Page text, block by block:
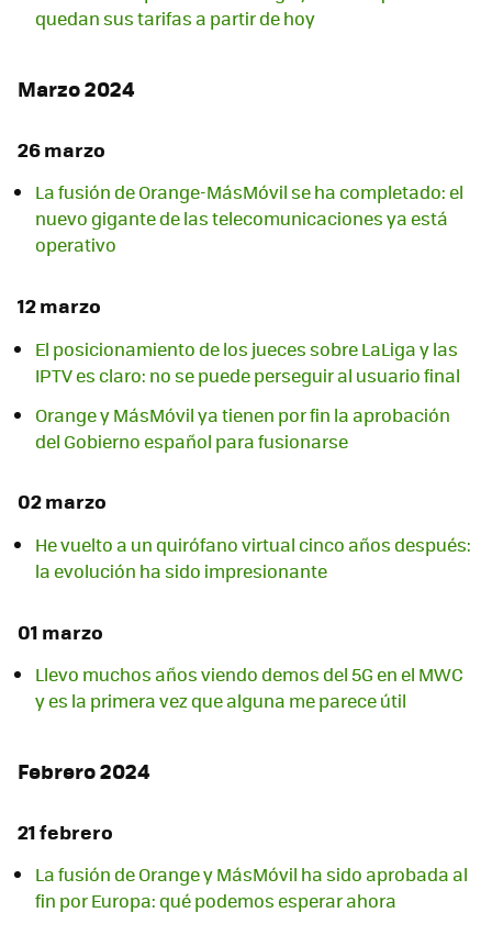
quedan sus tarifas a partir de hoy
Marzo 2024
26 marzo
La fusión de Orange-MásMóvil se ha completado: el
nuevo gigante de las telecomunicaciones ya está
operativo
12 marzo
El posicionamiento de los jueces sobre LaLiga y las
IPTV es claro: no se puede perseguir al usuario final
Orange y MásMóvil ya tienen por fin la aprobación
del Gobierno español para fusionarse
02 marzo
He vuelto a un quirófano virtual cinco años después:
la evolución ha sido impresionante
01 marzo
Llevo muchos años viendo demos del 5G en el MWC
y es la primera vez que alguna me parece útil
Febrero 2024
21 febrero
La fusión de Orange y MásMóvil ha sido aprobada al
fin por Europa: qué podemos esperar ahora